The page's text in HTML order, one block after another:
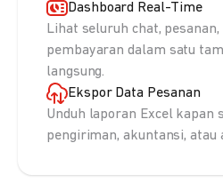
Dashboard Real-Time
Lihat seluruh chat, pesanan,
pembayaran dalam satu
langsung.
Ekspor Data Pesanan
Unduh laporan Excel kapan
pengiriman, akuntansi, atau